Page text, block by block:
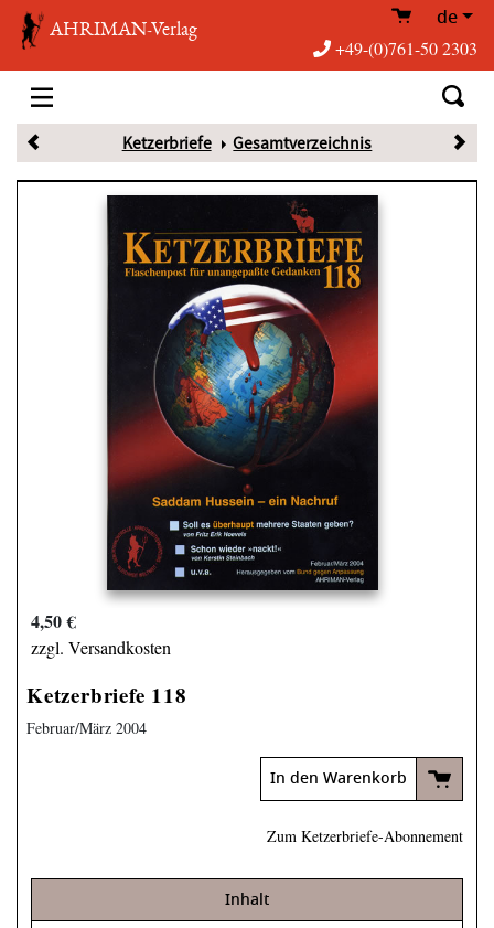
AHRIMAN-Verlag de
+49-(0)761-50 2303
Ketzerbriefe Gesamtverzeichnis
4,50 €
zzgl. Versandkosten
Ketzerbriefe 118
Februar/März 2004
In den Warenkorb
Zum Ketzerbriefe-Abonnement
Inhalt